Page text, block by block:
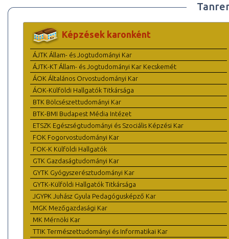
Képzések karonként
ÁJTK Állam- és Jogtudományi Kar
ÁJTK-KT Állam- és Jogtudományi Kar Kecskemét
ÁOK Általános Orvostudományi Kar
ÁOK-Külföldi Hallgatók Titkársága
BTK Bölcsészettudományi Kar
BTK-BMI Budapest Média Intézet
ETSZK Egészségtudományi és Szociális Képzési Kar
FOK Fogorvostudományi Kar
FOK-K Külföldi Hallgatók
GTK Gazdaságtudományi Kar
GYTK Gyógyszerésztudományi Kar
GYTK-Külföldi Hallgatók Titkársága
JGYPK Juhász Gyula Pedagógusképző Kar
MGK Mezőgazdasági Kar
MK Mérnöki Kar
TTIK Természettudományi és Informatikai Kar